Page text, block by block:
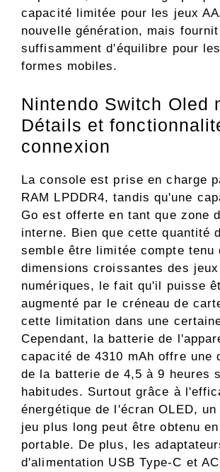
capacité limitée pour les jeux
nouvelle génération, mais fournit
suffisamment d'équilibre pour
formes mobiles.
Nintendo Switch Oled
Détails et
connexion
La console est prise en charge
RAM LPDDR4, tandis qu'une
Go est offerte en tant que zone
interne. Bien que cette quantité
semble être limitée compte tenu
dimensions croissantes des jeux
numériques, le fait qu'il puisse
augmenté par le créneau de
cette limitation dans une
Cependant, la batterie de
capacité de 4310 mAh offre une
de la batterie de 4,5 à 9 heures
habitudes. Surtout grâce à
énergétique de l'écran OLED, un
jeu plus long peut être obtenu
portable. De plus, les
d'alimentation USB Type-C et